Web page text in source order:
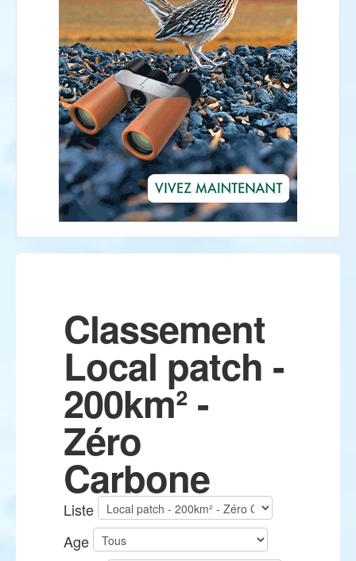
Classement
Local patch -
200km² -
Zéro
Carbone
Liste
Age